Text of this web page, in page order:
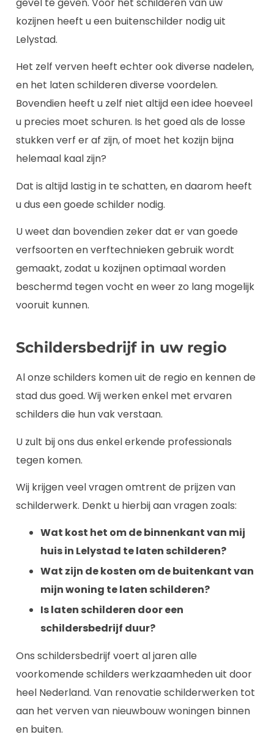
kozijnen heeft u een buitenschilder nodig uit
Lelystad.
Het zelf verven heeft echter ook diverse nadelen,
en het laten schilderen diverse voordelen.
Bovendien heeft u zelf niet altijd een idee hoeveel
u precies moet schuren. Is het goed als de losse
stukken verf er af zijn, of moet het kozijn bijna
helemaal kaal zijn?
Dat is altijd lastig in te schatten, en daarom heeft
u dus een goede schilder nodig.
U weet dan bovendien zeker dat er van goede
verfsoorten en verftechnieken gebruik wordt
gemaakt, zodat u kozijnen optimaal worden
beschermd tegen vocht en weer zo lang mogelijk
vooruit kunnen.
Schildersbedrijf in uw regio
Al onze schilders komen uit de regio en kennen de
stad dus goed. Wij werken enkel met ervaren
schilders die hun vak verstaan.
U zult bij ons dus enkel erkende professionals
tegen komen.
Wij krijgen veel vragen omtrent de prijzen van
schilderwerk. Denkt u hierbij aan vragen zoals:
Wat kost het om de binnenkant van mij
huis in Lelystad te laten schilderen?
Wat zijn de kosten om de buitenkant van
mijn woning te laten schilderen?
Is laten schilderen door een
schildersbedrijf duur?
Ons schildersbedrijf voert al jaren alle
voorkomende schilders werkzaamheden uit door
heel Nederland. Van renovatie schilderwerken tot
aan het verven van nieuwbouw woningen binnen
en buiten.